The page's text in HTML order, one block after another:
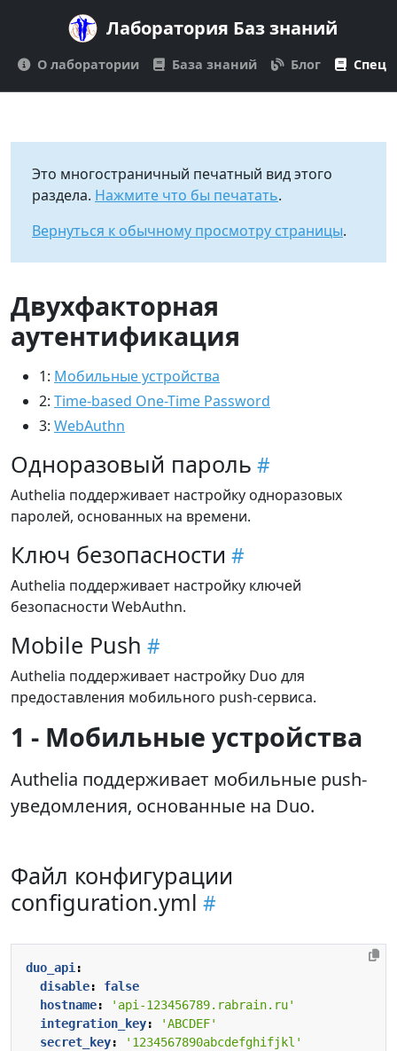
Лаборатория Баз знаний
О лаборатории База знаний Блог
Это многостраничный печатный вид этого
раздела. Нажмите что бы печатать.
Вернуться к обычному просмотру страницы.
Двухфакторная
аутентификация
1: Мобильные устройства
2: Time-based One-Time Password
3: WebAuthn
Одноразовый пароль
Authelia поддерживает настройку одноразовых
паролей, основанных на времени.
Ключ безопасности
Authelia поддерживает настройку ключей
безопасности WebAuthn.
Mobile Push
Authelia поддерживает настройку Duo для
предоставления мобильного push-сервиса.
1 - Мобильные устройства
Authelia поддерживает мобильные push-
уведомления, основанные на Duo.
Файл конфигурации
configuration.yml
duo_api :
disable:
false
hostname:
'api-123456789.rabrain.ru'
integration_key:
'ABCDEF'
secret_key:
'1234567890abcdefghifjkl'